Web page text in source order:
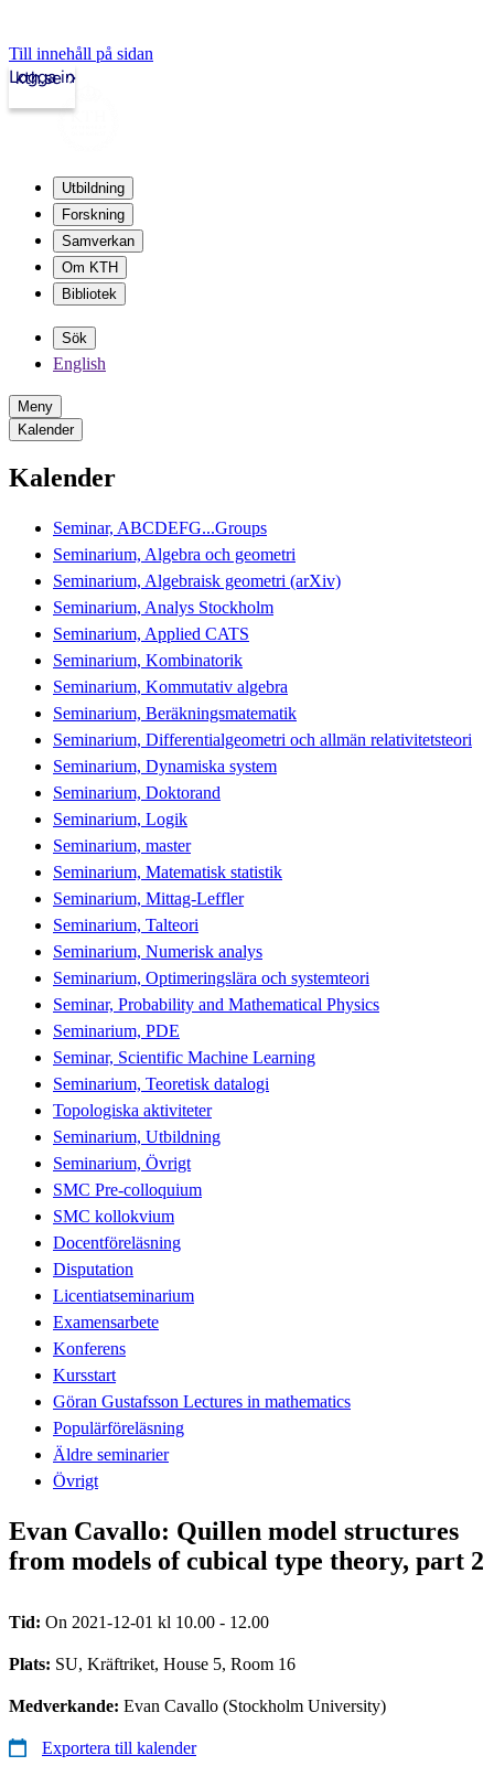
Till innehåll på sidan
kth.se
Logga in
Utbildning
Forskning
Samverkan
Om KTH
Bibliotek
Sök
English
Meny
Kalender
Kalender
Seminar, ABCDEFG...Groups
Seminarium, Algebra och geometri
Seminarium, Algebraisk geometri (arXiv)
Seminarium, Analys Stockholm
Seminarium, Applied CATS
Seminarium, Kombinatorik
Seminarium, Kommutativ algebra
Seminarium, Beräkningsmatematik
Seminarium, Differentialgeometri och allmän relativitetsteori
Seminarium, Dynamiska system
Seminarium, Doktorand
Seminarium, Logik
Seminarium, master
Seminarium, Matematisk statistik
Seminarium, Mittag-Leffler
Seminarium, Talteori
Seminarium, Numerisk analys
Seminarium, Optimeringslära och systemteori
Seminar, Probability and Mathematical Physics
Seminarium, PDE
Seminar, Scientific Machine Learning
Seminarium, Teoretisk datalogi
Topologiska aktiviteter
Seminarium, Utbildning
Seminarium, Övrigt
SMC Pre-colloquium
SMC kollokvium
Docentföreläsning
Disputation
Licentiatseminarium
Examensarbete
Konferens
Kursstart
Göran Gustafsson Lectures in mathematics
Populärföreläsning
Äldre seminarier
Övrigt
Evan Cavallo: Quillen model structures
from models of cubical type theory, part 2
Tid: On 2021-12-01 kl 10.00 - 12.00
Plats: SU, Kräftriket, House 5, Room 16
Medverkande: Evan Cavallo (Stockholm University)
Exportera till kalender